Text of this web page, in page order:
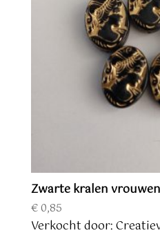
Zwarte kralen
€0,85
Verkocht door: